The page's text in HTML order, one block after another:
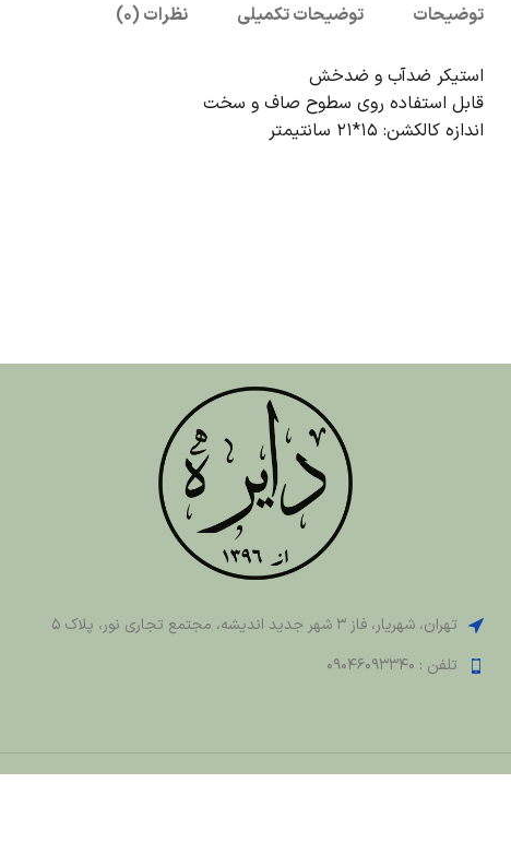
توضیحات توضیحات تکمیلی نظرات (0)
استیکر ضدآب و ضدخش
قابل استفاده روی سطوح صاف و سخت
اندازه کالکشن: 15*21 سانتیمتر
تهران، شهریار، فاز 3 شهر جدید اندیشه، مجتمع تجاری نور، پلاک 5
تلفن : 09046093340